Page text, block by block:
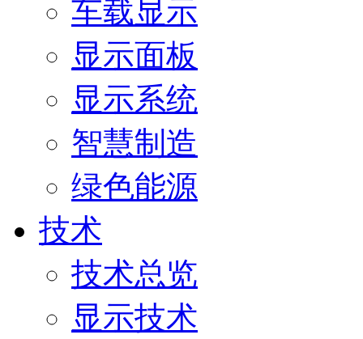
车载显示
显示面板
显示系统
智慧制造
绿色能源
技术
技术总览
显示技术